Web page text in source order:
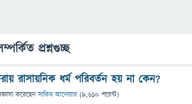
প্রশ্নগুচ্ছ
রাসায়নিক ধর্ম পরিবর্তন হয় না কেন?
করেছেনসাকিব আনোয়ার (9,610 পয়েন্ট)